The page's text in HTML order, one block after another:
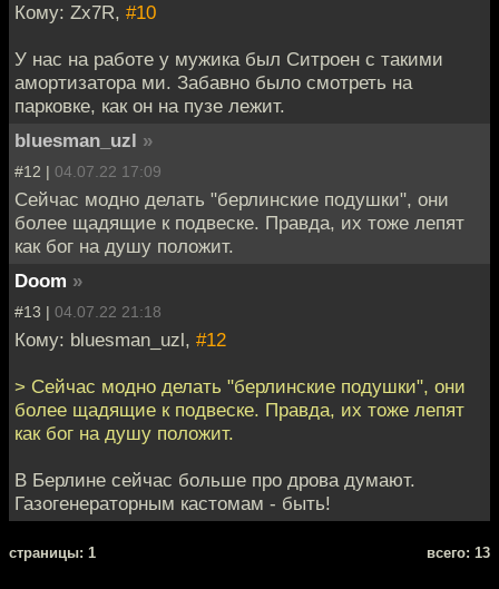
Кому: Zx7R, #10
У нас на работе у мужика был Ситроен с такими
амортизатора ми. Забавно было смотреть на
парковке, как он на пузе лежит.
bluesman_uzl »
#12 | 04.07.22 17:09
Сейчас модно делать "берлинские подушки", они
более щадящие к подвеске. Правда, их тоже лепят
как бог на душу положит.
Doom »
#13 | 04.07.22 21:18
Кому: bluesman_uzl, #12
> Сейчас модно делать "берлинские подушки", они
более щадящие к подвеске. Правда, их тоже лепят
как бог на душу положит.
В Берлине сейчас больше про дрова думают.
Газогенераторным кастомам - быть!
cтраницы: 1 всего: 13